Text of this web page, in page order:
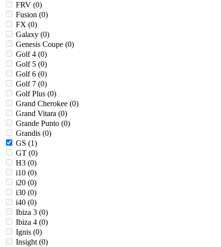
FRV (0)
Fusion (0)
FX (0)
Galaxy (0)
Genesis Coupe (0)
Golf 4 (0)
Golf 5 (0)
Golf 6 (0)
Golf 7 (0)
Golf Plus (0)
Grand Cherokee (0)
Grand Vitara (0)
Grande Punto (0)
Grandis (0)
GS (1)
GT (0)
H3 (0)
i10 (0)
i20 (0)
i30 (0)
i40 (0)
Ibiza 3 (0)
Ibiza 4 (0)
Ignis (0)
Insight (0)